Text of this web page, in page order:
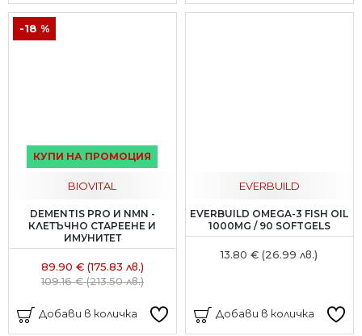
КУПИ НА ПРОМОЦИЯ
-18 %
BIOVITAL
DEMENTIS PRO И NMN -
КЛЕТЪЧНО СТАРЕЕНЕ И
ИМУНИТЕТ
89.90 € (175.83 лв.)
109.16 € (213.50 лв.)
Добави в количка
EVERBUILD
EVERBUILD OMEGA-3 FISH OIL
1000MG / 90 SOFTGELS
13.80 € (26.99 лв.)
Добави в количка